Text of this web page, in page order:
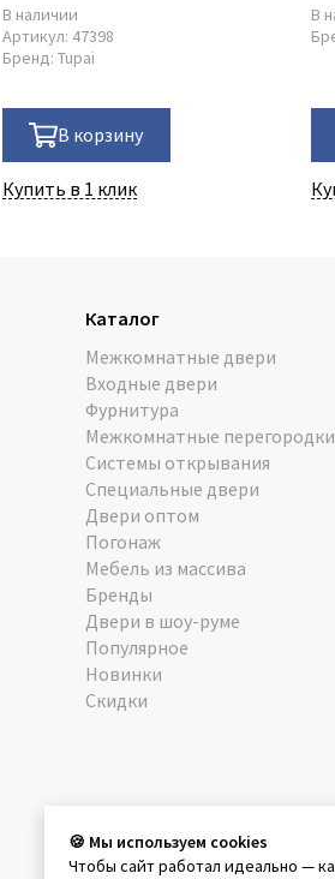
В наличии
Артикул: 47398
Бренд: Tupai
В корзину
Купить в 1 клик
В
Каталог
Межкомнатные двери
Входные двери
Фурнитура
Межкомнатные перегородки
Системы открывания
Специальные двери
Двери оптом
Погонаж
Мебель из массива
Бренды
Двери в шоу-руме
Популярное
Новинки
Скидки
🍪 Мы используем cookies
Чтобы сайт работал идеально —